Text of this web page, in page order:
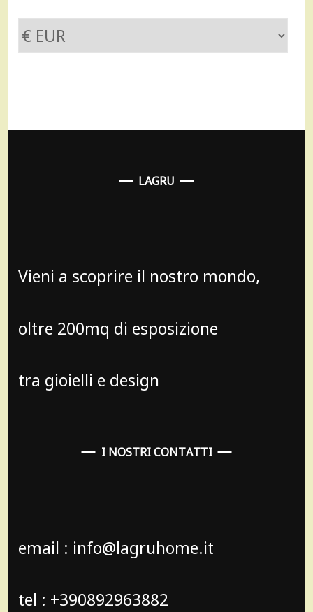
LAGRU
Vieni a scoprire il nostro mondo,
oltre 200mq di esposizione
tra gioielli e design
I NOSTRI CONTATTI
email : info@lagruhome.it
tel : +390892963882